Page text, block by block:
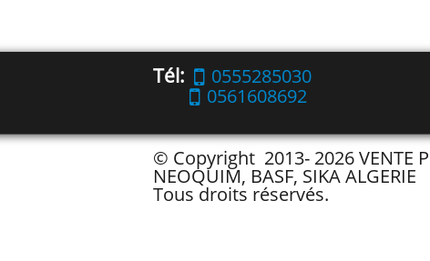
Tél:
0555285030
0561608692
© Copyright 2013- 2026 VENTE
NEOQUIM, BASF, SIKA ALGERIE
Tous droits réservés.